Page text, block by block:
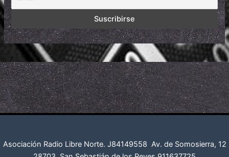
Asociación Radio Libre Norte. J84149558 Av. de Somosierra, 12